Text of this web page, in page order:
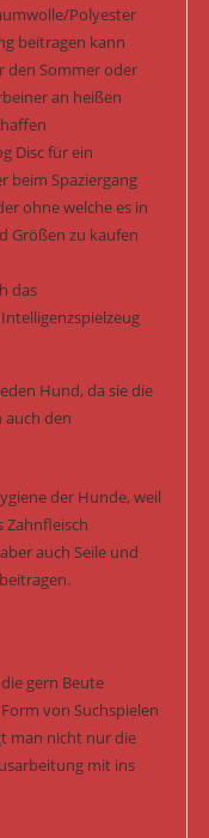
Polyester
beitragen kann
den Sommer oder
an heißen
Disc für ein
beim Spaziergang
ohne welche es in
Größen zu kaufen
das
Hund, da sie die
auch den
der Hunde, weil
Zahnfleisch
auch Seile und
gern Beute
von Suchspielen
man nicht nur die
mit ins